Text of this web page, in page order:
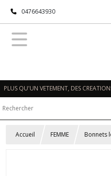
0476643930
PLUS QU'UN VETEMENT, DES
Accueil FEMME Bonnets